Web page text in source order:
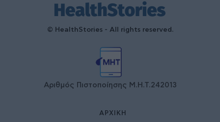
© HealthStories - All rights reserved.
Αριθμός Πιστοποίησης Μ.Η.Τ.242013
ΑΡΧΙΚΉ